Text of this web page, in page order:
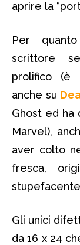
aprire la
Per
scrittore
prolifico (è
anche su
Ghost ed ha
Marvel),
aver colto
fresca,
Gli unici
da 16 x 24